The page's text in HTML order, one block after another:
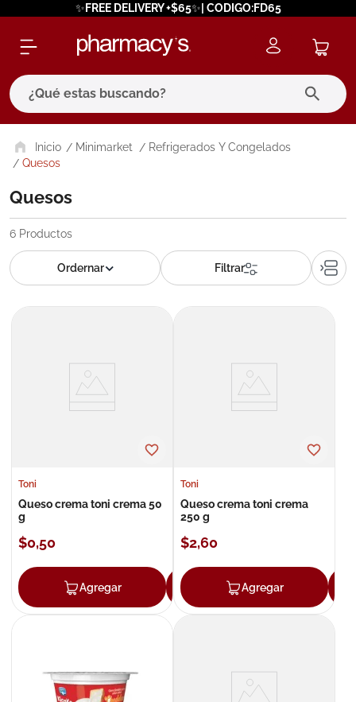
✨FREE DELIVERY +$65✨| CODIGO:FD65
¿Qué estas buscando?
Minimarket
Refrigerados Y Congelados
Quesos
Quesos
6 Productos
Toni
Queso crema toni crema 50
g
$0,50
Agregar Agregar
Toni
Queso crema toni crema
250 g
$2,60
Agregar
términos más buscados
2. protector solar
3. bioderma
5. cerave
roche posay
nivea